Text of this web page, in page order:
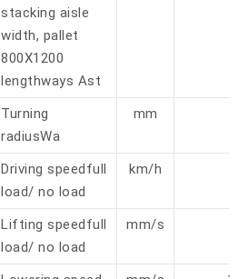
stacking aisle
width, pallet
800X1200
lengthways Ast
Turning
radiusWa
mm
Driving speedfull
load/ no load
km/h
Lifting speedfull
load/ no load
mm/s